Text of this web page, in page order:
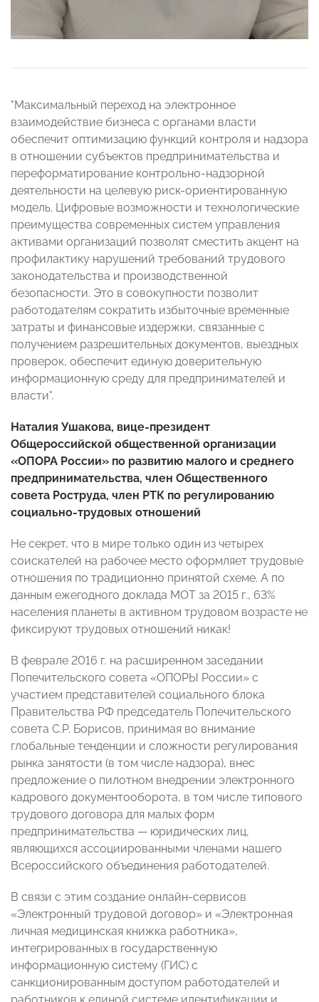
"Максимальный переход на электронное
взаимодействие бизнеса с органами власти
обеспечит оптимизацию функций контроля и надзора
в отношении субъектов предпринимательства и
переформатирование контрольно-надзорной
деятельности на целевую риск-ориентированную
модель. Цифровые возможности и технологические
преимущества современных систем управления
активами организаций позволят сместить акцент на
профилактику нарушений требований трудового
законодательства и производственной
безопасности. Это в совокупности позволит
работодателям сократить избыточные временные
затраты и финансовые издержки, связанные с
получением разрешительных документов, выездных
проверок, обеспечит единую доверительную
информационную среду для предпринимателей и
власти".
Наталия Ушакова, вице-президент
Общероссийской общественной организации
«ОПОРА России» по развитию малого и среднего
предпринимательства, член Общественного
совета Роструда, член РТК по регулированию
социально-трудовых отношений
Не секрет, что в мире только один из четырех
соискателей на рабочее место оформляет трудовые
отношения по традиционно принятой схеме. А по
данным ежегодного доклада МОТ за 2015 г., 63%
населения планеты в активном трудовом возрасте не
фиксируют трудовых отношений никак!
В феврале 2016 г. на расширенном заседании
Попечительского совета «ОПОРЫ России» с
участием представителей социального блока
Правительства РФ председатель Попечительского
совета С.Р. Борисов, принимая во внимание
глобальные тенденции и сложности регулирования
рынка занятости (в том числе надзора), внес
предложение о пилотном внедрении электронного
кадрового документооборота, в том числе типового
трудового договора для малых форм
предпринимательства — юридических лиц,
являющихся ассоциированными членами нашего
Всероссийского объединения работодателей.
В связи с этим создание онлайн-сервисов
«Электронный трудовой договор» и «Электронная
личная медицинская книжка работника»,
интегрированных в государственную
информационную систему (ГИС) с
санкционированным доступом работодателей и